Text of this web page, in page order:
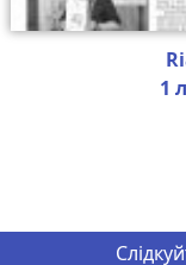
1